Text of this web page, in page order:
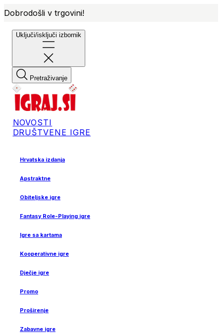
Dobrodošli v trgovini!
Uključi/isključi izbornik
Pretraživanje
NOVOSTI
DRUŠTVENE IGRE
Hrvatska izdanja
Apstraktne
Obiteljske igre
Fantasy Role-Playing igre
Igre sa kartama
Kooperativne igre
Dječje igre
Promo
Proširenje
Zabavne igre